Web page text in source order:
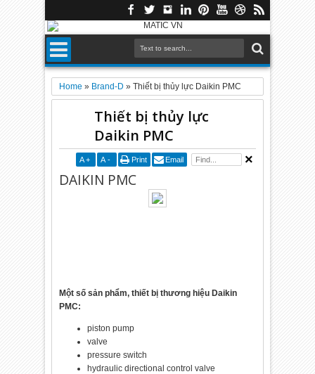
Home » Brand-D »Thiết bị thủy lực Daikin PMC
Thiết bị thủy lực
Daikin PMC
A + A - Print Email
DAIKIN PMC
Một số sản phẩm, thiết bị thương hiệu Daikin
PMC:
piston pump
valve
pressure switch
hydraulic directional control valve